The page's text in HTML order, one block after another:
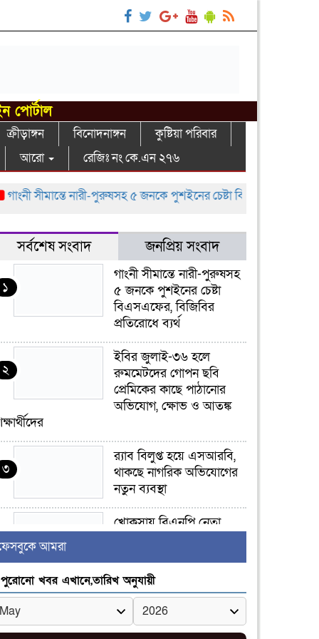
পোর্টাল
ক্রীড়াঙ্গন বিনোদনাঙ্গন
কুষ্টিয়া পরিবার
আরো রেজিঃ নং কে.এন ২৭৬
সীমান্তে নারী-পুরুষসহ ৫ জনকে পুশইনের চেষ্টা বিএসএফের, বিজিবির
সর্বশেষ সংবাদ জনপ্রিয় সংবাদ
১
গাংনী সীমান্তে নারী-পুরুষসহ
৫ জনকে পুশইনের চেষ্টা
বিএসএফের, বিজিবির
প্রতিরোধে ব্যর্থ
২
ইবির জুলাই-৩৬ হলে
রুমমেটদের গোপন ছবি
প্রেমিকের কাছে পাঠানোর
অভিযোগ, ক্ষোভ ও আতঙ্ক
৩
র‍্যাব বিলুপ্ত হয়ে এসআরবি,
থাকছে নাগরিক অভিযোগের
নতুন ব্যবস্থা
৪
খোকসায় বিএনপি নেতা
৫
সাঈদীর ছবিতে জুতা
নিক্ষেপকারীরা ‘জারজ
সন্তান’: আমির হামজা
আমরা
পুরোনো খবর এখানে,তারিখ অনুযায়ী